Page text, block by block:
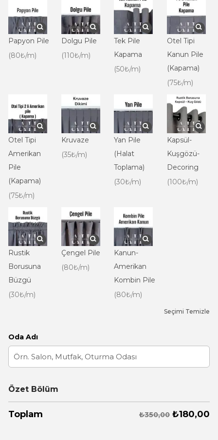
Papyon Pile
(80₺/m)
Dolgu Pile
(110₺/m)
Tek Pile
Kapama
(50₺/m)
Otel Tipi
Kanun Pile
(Kapama)
(75₺/m)
Otel Tipi
Amerikan
Pile
(Kapama)
(75₺/m)
Kruvaze
(35₺/m)
Yan Pile
(Halat
Toplama)
(30₺/m)
Kapsül-
Kuşgözü-
Decoring
(100₺/m)
Rustik
Borusuna
Büzgü
(30₺/m)
Çengel Pile
(80₺/m)
Kanun-
Amerikan
Kombin Pile
(80₺/m)
Seçimi Temizle
Oda Adı
Özet Bölüm
Toplam ₺350,00 ₺180,00